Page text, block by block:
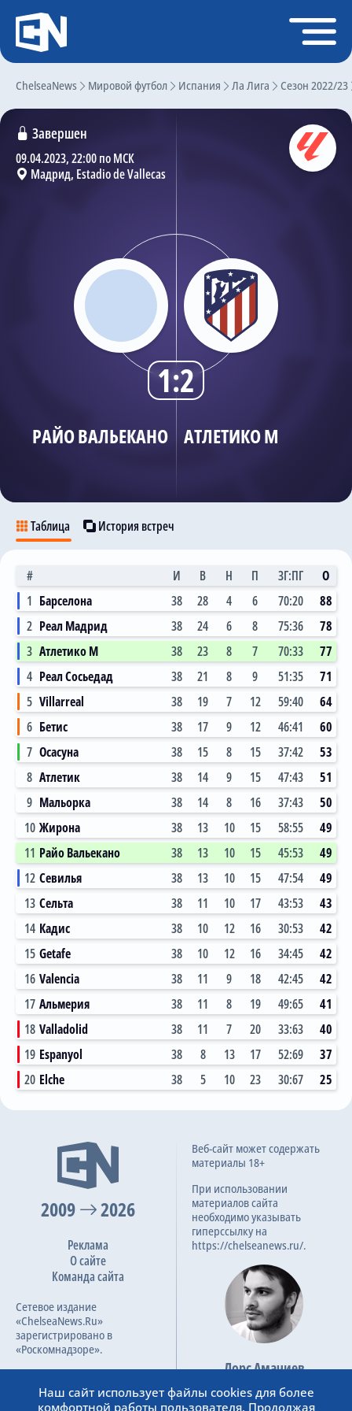
ChelseaNews Мировой футбол Испания Ла Лига Сезон 2022/23
РАЙО ВАЛЬЕКАНО АТЛЕТИКО М
Завершен
09.04.2023, 22:00 по МСК
Мадрид, Estadio de Vallecas
1:2
Таблица История встреч
# И В Н П ЗГ:ПГ
О
1 Барселона 38 28 4 6 70:20
88
2 Реал Мадрид 38 24 6 8 75:36
78
3 Атлетико М 38 23 8 7 70:33
77
4 Реал Сосьедад 38 21 8 9 51:35
71
5 Villarreal 38 19 7 12 59:40
64
6 Бетис 38 17 9 12 46:41
60
7 Осасуна 38 15 8 15 37:42
53
8 Атлетик 38 14 9 15 47:43
51
9 Мальорка 38 14 8 16 37:43
50
10 Жирона 38 13 10 15 58:55
49
11 Райо Вальекано 38 13 10 15 45:53
49
12 Севилья 38 13 10 15 47:54
49
13 Сельта 38 11 10 17 43:53
43
14 Кадис 38 10 12 16 30:53
42
15 Getafe 38 10 12 16 34:45
42
16 Valencia 38 11 9 18 42:45
42
17 Альмерия 38 11 8 19 49:65
41
18 Valladolid 38 11 7 20 33:63
40
19 Espanyol 38 8 13 17 52:69
37
20 Elche 38 5 10 23 30:67 25
18.10.2022
Ла Лига, 10 тур
2009 2026
Реклама
О сайте
Команда сайта
Сетевое издание
«ChelseaNews.Ru»
зарегистрировано в
«Роскомнадзоре».
ФС 77 – 87138.
Веб-сайт может содержать
материалы 18+
При использовании
материалов сайта
необходимо указывать
гиперссылку на
https://chelseanews.ru/.
Лорс Амачиев
Основатель сайта
admin@chelseanews.ru
Регистрация
Главная
Чат
Трансферы
Статистика
Календарь игр
Состав команды
Поиск по сайту
О сайте
Наш сайт использует файлы cookies для более
комфортной работы пользователя. Продолжая